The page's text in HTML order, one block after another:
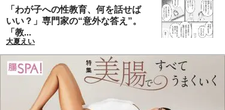
「わが子への性教育、何を話せば
いい？」専門家の“意外な答え”。
「教...
大夏えい